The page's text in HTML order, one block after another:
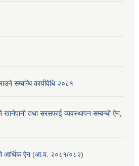
सम्बन्धि कार्यविधि २०८१
खानेपानी तथा सरसफाई व्यवस्थापन सम्बन्धी ऐन,
आर्थिक ऐन (आ.व. २०८१/०८२)